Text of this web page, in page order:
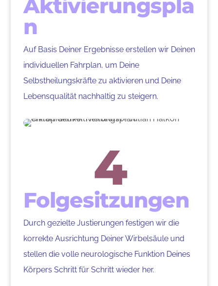
Aktivierungspla
n
Auf Basis Deiner Ergebnisse erstellen wir Deinen
individuellen Fahrplan, um Deine
Selbstheilungskräfte zu aktivieren und Deine
Lebensqualität nachhaltig zu steigern.
4
Folgesitzungen
Durch gezielte Justierungen festigen wir die
korrekte Ausrichtung Deiner Wirbelsäule und
stellen die volle neurologische Funktion Deines
Körpers Schritt für Schritt wieder her.